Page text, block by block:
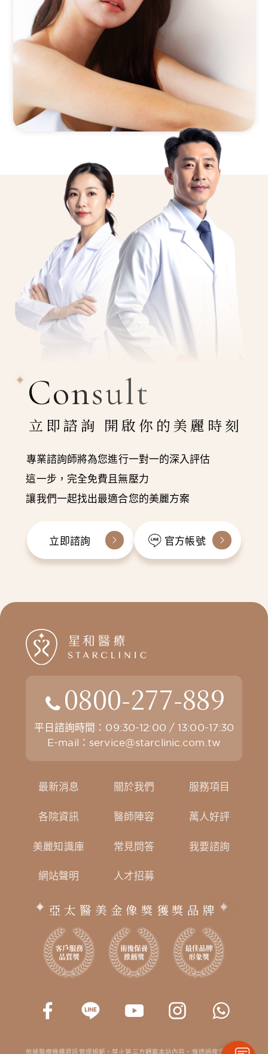
Consult
立即諮詢 開啟你的美麗時刻
專業諮詢師將為您進行一對一的深入評估
這一步，完全免費且無壓力
讓我們一起找出最適合您的美麗方案
立即諮詢 官方帳號
0800-277-889
平日諮詢時間：09:30-12:00 / 13:00-17:30
E-mail： service@starclinic.com.tw
最新消息 關於我們 服務項目
各院資訊 醫師陣容 萬人好評
美麗知識庫 常見問答 我要諮詢
網站聲明 人才招募
亞太醫美金像獎獲獎品牌
依據醫療機構資訊管理規範，禁止第三方轉載本站內容。惟透過搜尋